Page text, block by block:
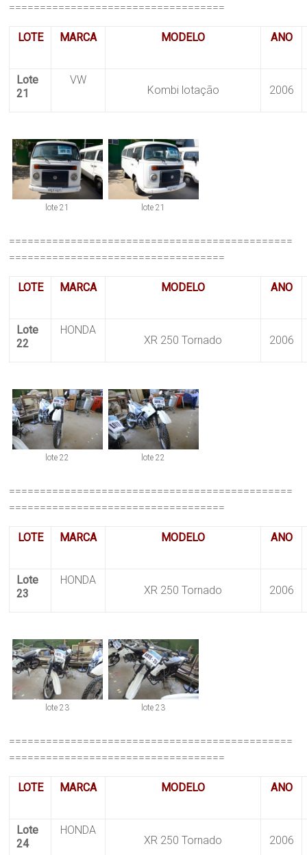
===================================
LOTE MARCA MODELO ANO
Lote
21
VW
Kombi lotação 2006
lote 21 lote 21
==============================================
===================================
LOTE MARCA MODELO ANO
Lote
22
HONDA
XR 250 Tornado 2006
lote 22 lote 22
==============================================
===================================
LOTE MARCA MODELO ANO
Lote
23
HONDA
XR 250 Tornado 2006
lote 23 lote 23
==============================================
===================================
LOTE MARCA MODELO ANO
Lote
24
HONDA
XR 250 Tornado 2006